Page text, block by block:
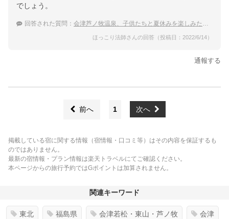
でしょう。
回答された質問： 会津芦ノ牧温泉、子供たちと夏休みを楽しみたい、家族旅行におすすめの宿は？
ほっこり法師さんの回答（投稿日：2022/6/14）
通報する
前へ 1 次へ
掲載している宿に関する情報（宿情報・口コミ等）はその内容を保証するも
のではありません。
最新の宿情報・プラン情報は楽天トラベルにてご確認ください。
本ページからの旅行予約ではGポイントは加算されません。
関連キーワード
東北 福島県 会津若松・東山・芦ノ牧 会津